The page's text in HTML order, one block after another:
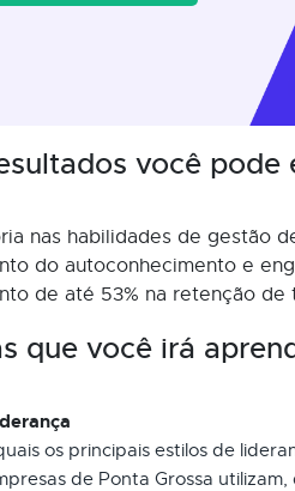
você pode
nas habilidades de gestão
do autoconhecimento e
de até 53% na retenção de
que você irá
os principais estilos de
de Ponta Grossa